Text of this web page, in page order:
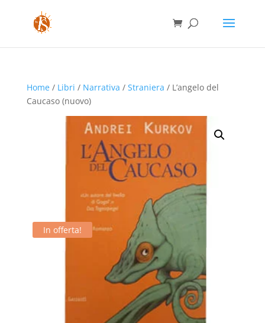
Home/ Libri / Narrativa / Straniera / L’angelo del
Caucaso (nuovo)
In offerta!